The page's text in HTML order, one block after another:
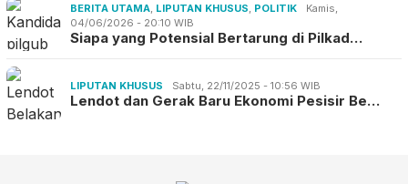
BERITA UTAMA LIPUTAN KHUSUS POLITIK
Kamis,
04/06/2026 - 20:10 WIB
Siapa yang Potensial Bertarung di Pilkad…
LIPUTAN KHUSUS Sabtu, 22/11/2025 - 10:56 WIB
Lendot dan Gerak Baru Ekonomi Pesisir Be…